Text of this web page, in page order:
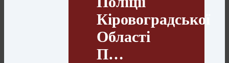
Кіровоградської
Області
П…